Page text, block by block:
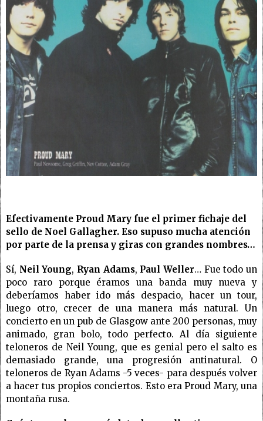
Efectivamente Proud Mary fue el primer fichaje del
sello de Noel Gallagher. Eso supuso mucha atención
por parte de la prensa y giras con grandes nombres…
Sí, Neil Young, Ryan Adams, Paul Weller… Fue todo un
poco raro porque éramos una banda muy nueva y
deberíamos haber ido más despacio, hacer un tour,
luego otro, crecer de una manera más natural. Un
concierto en un pub de Glasgow ante 200 personas, muy
animado, gran bolo, todo perfecto. Al día siguiente
teloneros de Neil Young, que es genial pero el salto es
demasiado grande, una progresión antinatural. O
teloneros de Ryan Adams -5 veces- para después volver
a hacer tus propios conciertos. Esto era Proud Mary, una
montaña rusa.